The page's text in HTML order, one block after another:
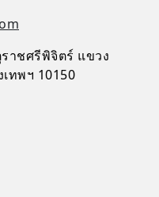
าชศรีพิจิตร์ แขวง
ทพฯ 10150